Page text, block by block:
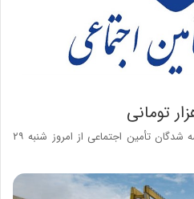
نخستین بسته حمایتی دولت به بیمه شدگان تأمین اجتماعی از امروز شنبه ۲۹